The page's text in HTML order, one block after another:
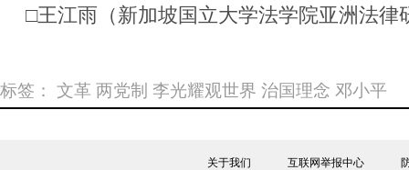
□王江雨（新加坡国立大学法学院亚洲法律
标签： 文革 两党制 李光耀观世界 治国理念 邓小平
关于我们 互联网举报中心